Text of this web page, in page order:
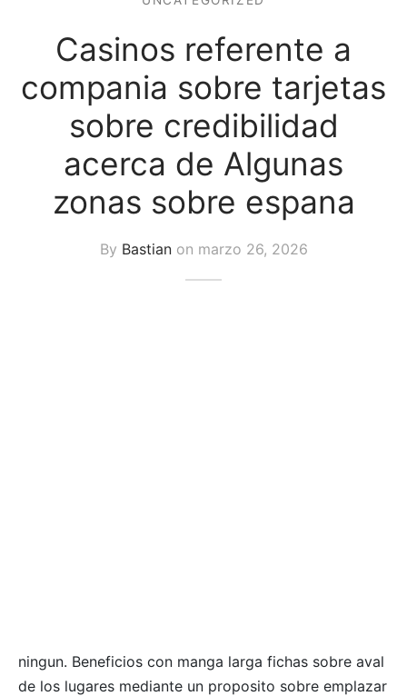
Casinos referente a
compania sobre tarjetas
sobre credibilidad
acerca de Algunas
zonas sobre espana
By Bastianon marzo 26, 2026
ningun. Beneficios con manga larga fichas sobre aval
de los lugares mediante un proposito sobre emplazar
Enteros y Faldas